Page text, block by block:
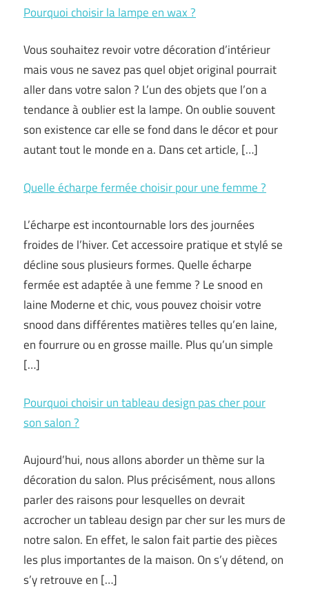
Pourquoi choisir la lampe en wax ?
Vous souhaitez revoir votre décoration d’intérieur
mais vous ne savez pas quel objet original pourrait
aller dans votre salon ? L’un des objets que l’on a
tendance à oublier est la lampe. On oublie souvent
son existence car elle se fond dans le décor et pour
autant tout le monde en a. Dans cet article, […]
Quelle écharpe fermée choisir pour une femme ?
L’écharpe est incontournable lors des journées
froides de l’hiver. Cet accessoire pratique et stylé se
décline sous plusieurs formes. Quelle écharpe
fermée est adaptée à une femme ? Le snood en
laine Moderne et chic, vous pouvez choisir votre
snood dans différentes matières telles qu’en laine,
en fourrure ou en grosse maille. Plus qu’un simple
[…]
Pourquoi choisir un tableau design pas cher pour
son salon ?
Aujourd’hui, nous allons aborder un thème sur la
décoration du salon. Plus précisément, nous allons
parler des raisons pour lesquelles on devrait
accrocher un tableau design par cher sur les murs de
notre salon. En effet, le salon fait partie des pièces
les plus importantes de la maison. On s’y détend, on
s’y retrouve en […]